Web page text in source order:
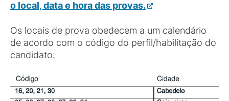
o local, data e hora das provas.
Os locais de prova obedecem a um calendário
de acordo com o código do perfil/habilitação do
candidato: